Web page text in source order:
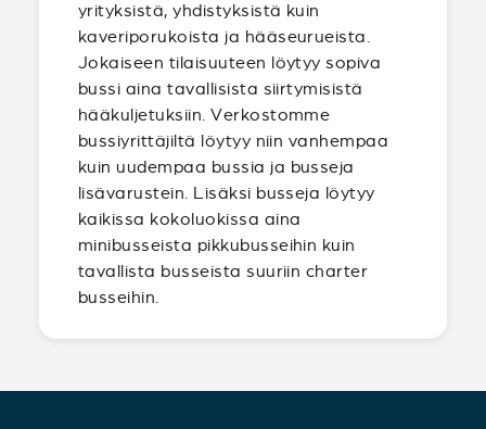
yrityksistä, yhdistyksistä kuin
kaveriporukoista ja hääseurueista.
Jokaiseen tilaisuuteen löytyy sopiva
bussi aina tavallisista siirtymisistä
hääkuljetuksiin. Verkostomme
bussiyrittäjiltä löytyy niin vanhempaa
kuin uudempaa bussia ja busseja
lisävarustein. Lisäksi busseja löytyy
kaikissa kokoluokissa aina
minibusseista pikkubusseihin kuin
tavallista busseista suuriin charter
busseihin.